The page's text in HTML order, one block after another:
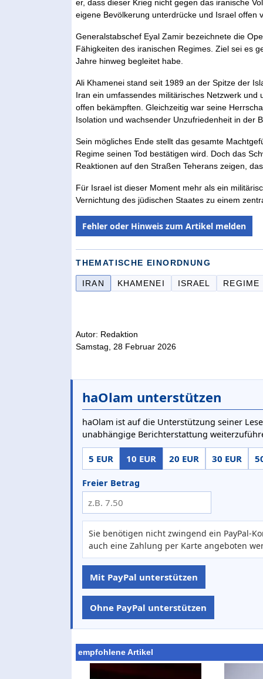
er, dass dieser Krieg nicht gegen das iranische
eigene Bevölkerung unterdrücke und Israel offen
Generalstabschef Eyal Zamir bezeichnete die
Fähigkeiten des iranischen Regimes. Ziel sei es
Jahre hinweg begleitet habe.
Ali Khamenei stand seit 1989 an der Spitze der
Iran ein umfassendes militärisches Netzwerk
offen bekämpften. Gleichzeitig war seine
Isolation und wachsender Unzufriedenheit in der
Sein mögliches Ende stellt das gesamte
Regime seinen Tod bestätigen wird. Doch das
Reaktionen auf den Straßen Teherans zeigen,
Für Israel ist dieser Moment mehr als ein
Vernichtung des jüdischen Staates zu einem
Fehler oder Hinweis zum Artikel melden
THEMATISCHE EINORDNUNG
IRAN KHAMENEI ISRAEL REGIME
Autor: Redaktion
Samstag, 28 Februar 2026
haOlam unterstützen
haOlam ist auf die Unterstützung seiner
unabhängige Berichterstattung
5 EUR 10 EUR 20 EUR 30 EUR
Freier Betrag
Sie benötigen nicht zwingend ein PayPal-
auch eine Zahlung per Karte angeboten
Mit PayPal unterstützen
Ohne PayPal unterstützen
empfohlene Artikel